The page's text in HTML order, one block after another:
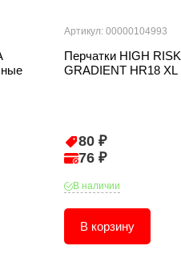
Артикул: 00000104993
Перчатки HIGH RISK
GRADIENT HR18 XL
80 ₽
76 ₽
В наличии
В корзину